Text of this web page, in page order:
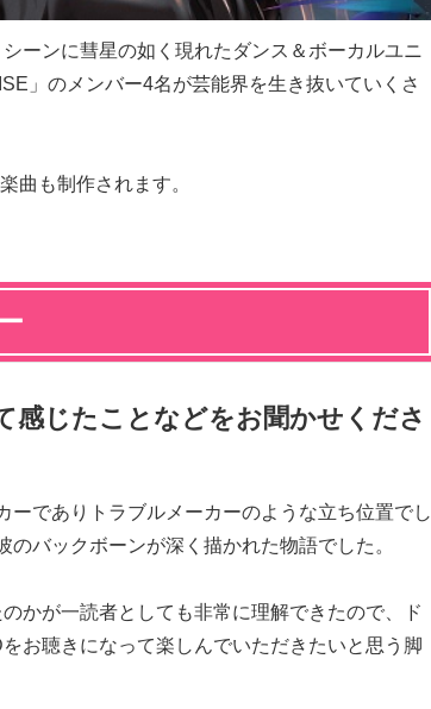
ーンに彗星の如く現れたダンス＆ボーカルユニ
」のメンバー4名が芸能界を生き抜いていくさ
曲も制作されます。
感じたことなどをお聞かせくださ
ーでありトラブルメーカーのような立ち位置でし
バックボーンが深く描かれた物語でした。
かが一読者としても非常に理解できたので、ド
お聴きになって楽しんでいただきたいと思う脚